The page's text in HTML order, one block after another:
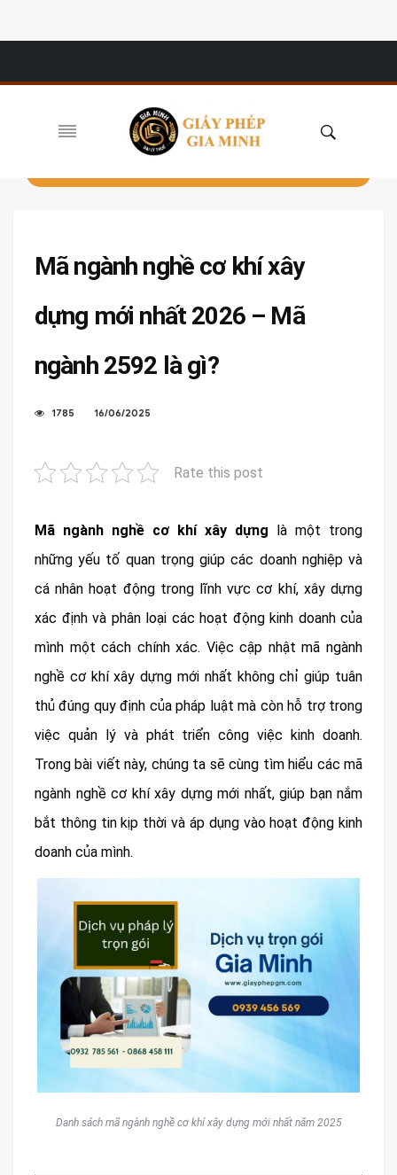
Mã ngành nghề cơ khí xây
dựng mới nhất 2026 – Mã
ngành 2592 là gì?
1785 16/06/2025
Rate this post
Mã ngành nghề cơ khí xây dựng là một trong
những yếu tố quan trọng giúp các doanh nghiệp và
cá nhân hoạt động trong lĩnh vực cơ khí, xây dựng
xác định và phân loại các hoạt động kinh doanh của
mình một cách chính xác. Việc cập nhật mã ngành
nghề cơ khí xây dựng mới nhất không chỉ giúp tuân
thủ đúng quy định của pháp luật mà còn hỗ trợ trong
việc quản lý và phát triển công việc kinh doanh.
Trong bài viết này, chúng ta sẽ cùng tìm hiểu các mã
ngành nghề cơ khí xây dựng mới nhất, giúp bạn nắm
bắt thông tin kịp thời và áp dụng vào hoạt động kinh
doanh của mình.
Danh sách mã ngành nghề cơ khí xây dựng mới nhất năm 2025